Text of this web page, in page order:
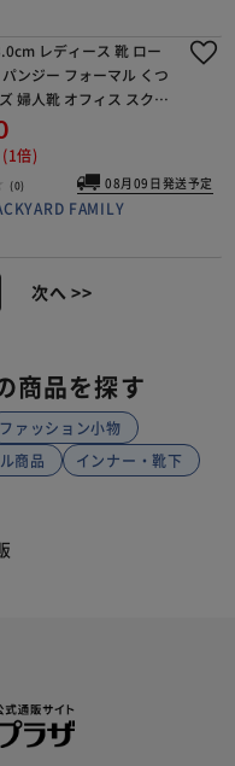
レディース 靴 ロー
ンジー フォーマル くつ
婦人靴 オフィス スクエ
い カリーナウォーク カ
ヒール フィット 歩
倍)
(0) 08月09日発送予定
FAMILY
次へ >>
商品を探す
ファッション小物
商品
インナー・靴下